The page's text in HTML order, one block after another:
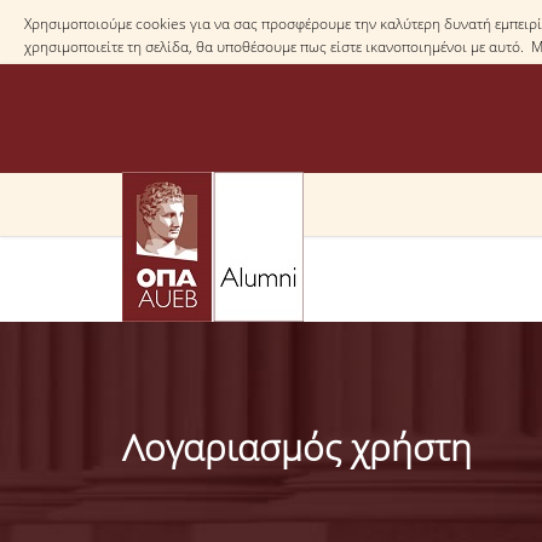
Χρησιμοποιούμε cookies για να σας προσφέρουμε την καλύτερη δυνατή
χρησιμοποιείτε τη σελίδα, θα υποθέσουμε πως είστε ικανοποιημένοι με αυτό.
Λογαριασμός χρήστη